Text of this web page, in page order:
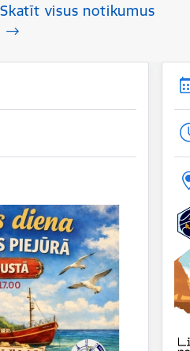
Skatīt visus notikumus